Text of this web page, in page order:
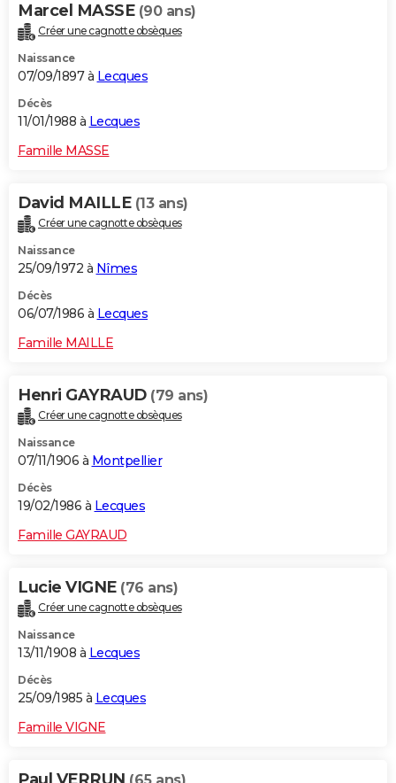
Marcel MASSE (90 ans)
Créer une cagnotte obsèques
Naissance
07/09/1897 à Lecques
Décès
11/01/1988 à Lecques
Famille MASSE
David MAILLE (13 ans)
Créer une cagnotte obsèques
Naissance
25/09/1972 à Nîmes
Décès
06/07/1986 à Lecques
Famille MAILLE
Henri GAYRAUD (79 ans)
Créer une cagnotte obsèques
Naissance
07/11/1906 à Montpellier
Décès
19/02/1986 à Lecques
Famille GAYRAUD
Lucie VIGNE (76 ans)
Créer une cagnotte obsèques
Naissance
13/11/1908 à Lecques
Décès
25/09/1985 à Lecques
Famille VIGNE